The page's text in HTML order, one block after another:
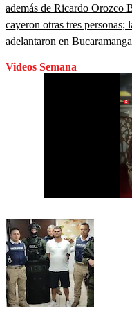
además de Ricardo Orozco
cayeron otras tres personas;
adelantaron en
Videos Semana